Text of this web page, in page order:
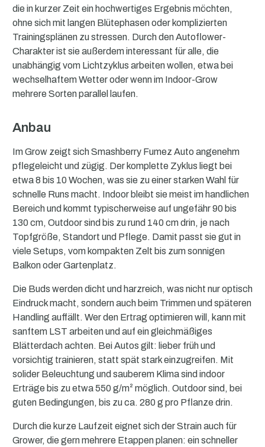
die in kurzer Zeit ein hochwertiges Ergebnis möchten,
ohne sich mit langen Blütephasen oder komplizierten
Trainingsplänen zu stressen. Durch den Autoflower-
Charakter ist sie außerdem interessant für alle, die
unabhängig vom Lichtzyklus arbeiten wollen, etwa bei
wechselhaftem Wetter oder wenn im Indoor-Grow
mehrere Sorten parallel laufen.
Anbau
Im Grow zeigt sich Smashberry Fumez Auto angenehm
pflegeleicht und zügig. Der komplette Zyklus liegt bei
etwa 8 bis 10 Wochen, was sie zu einer starken Wahl für
schnelle Runs macht. Indoor bleibt sie meist im handlichen
Bereich und kommt typischerweise auf ungefähr 90 bis
130 cm, Outdoor sind bis zu rund 140 cm drin, je nach
Topfgröße, Standort und Pflege. Damit passt sie gut in
viele Setups, vom kompakten Zelt bis zum sonnigen
Balkon oder Gartenplatz.
Die Buds werden dicht und harzreich, was nicht nur optisch
Eindruck macht, sondern auch beim Trimmen und späteren
Handling auffällt. Wer den Ertrag optimieren will, kann mit
sanftem LST arbeiten und auf ein gleichmäßiges
Blätterdach achten. Bei Autos gilt: lieber früh und
vorsichtig trainieren, statt spät stark einzugreifen. Mit
solider Beleuchtung und sauberem Klima sind indoor
Erträge bis zu etwa 550 g/m² möglich. Outdoor sind, bei
guten Bedingungen, bis zu ca. 280 g pro Pflanze drin.
Durch die kurze Laufzeit eignet sich der Strain auch für
Grower, die gern mehrere Etappen planen: ein schneller